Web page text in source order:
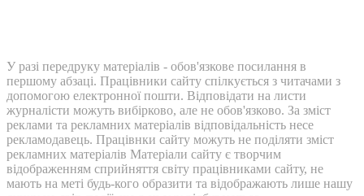
У разі передруку матеріалів - обов'язкове посилання в
першому абзаці. Працівники сайту спілкується з читачами з
допомогою електронної пошти. Відповідати на листи
журналісти можуть вибірково, але не обов'язково. За зміст
реклами та рекламних матеріалів відповідальність несе
рекламодавець. Працівнки сайту можуть не поділяти зміст
рекламних матеріалів Матеріали сайту є творчим
відображенням сприйняття світу працівниками сайту, не
мають на меті будь-кого образити та відображають лише нашу